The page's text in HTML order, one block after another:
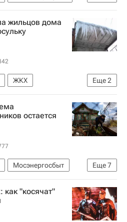
Жилье
жильцов дома
Еще2
ЖКХ
компании
остается
Еще7
Мосэнергосбыт
Москвы
недвижимость
как "косячат"